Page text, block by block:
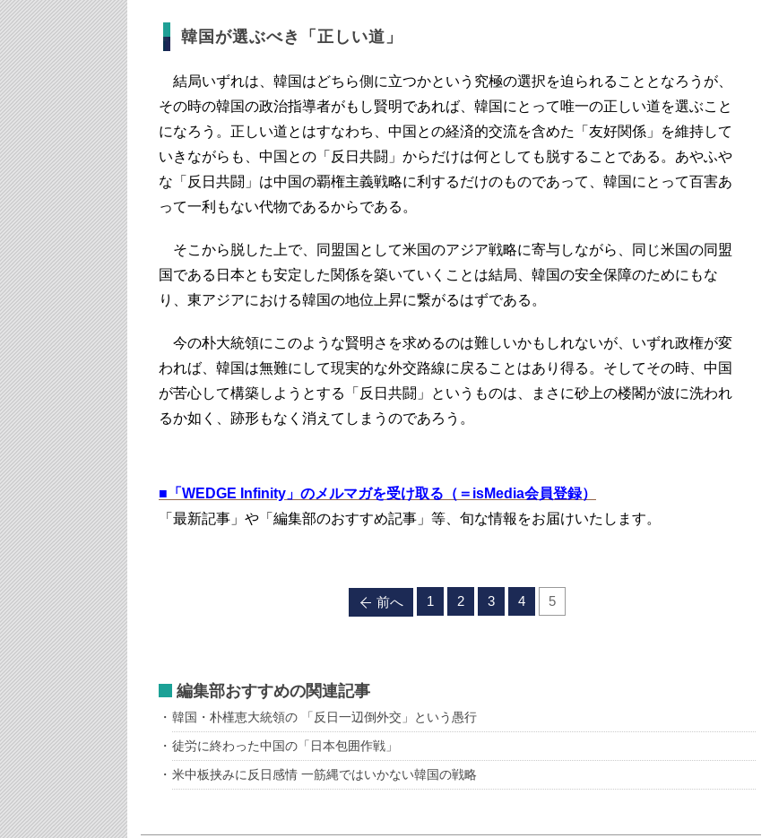
韓国が選ぶべき「正しい道」
結局いずれは、韓国はどちら側に立つかという究極の選択を迫られることとなろうが、
その時の韓国の政治指導者がもし賢明であれば、韓国にとって唯一の正しい道を選ぶこと
になろう。正しい道とはすなわち、中国との経済的交流を含めた「友好関係」を維持して
いきながらも、中国との「反日共闘」からだけは何としても脱することである。あやふや
な「反日共闘」は中国の覇権主義戦略に利するだけのものであって、韓国にとって百害あ
って一利もない代物であるからである。
そこから脱した上で、同盟国として米国のアジア戦略に寄与しながら、同じ米国の同盟
国である日本とも安定した関係を築いていくことは結局、韓国の安全保障のためにもな
り、東アジアにおける韓国の地位上昇に繋がるはずである。
今の朴大統領にこのような賢明さを求めるのは難しいかもしれないが、いずれ政権が変
われば、韓国は無難にして現実的な外交路線に戻ることはあり得る。そしてその時、中国
が苦心して構築しようとする「反日共闘」というものは、まさに砂上の楼閣が波に洗われ
るか如く、跡形もなく消えてしまうのであろう。
■ 「WEDGE Infinity」のメルマガを受け取る（＝isMedia会員登録）
「最新記事」や「編集部のおすすめ記事」等、旬な情報をお届けいたします。
前へ 1 2 3 4 5
編集部おすすめの関連記事
韓国・朴槿恵大統領の 「反日一辺倒外交」という愚行
徒労に終わった中国の「日本包囲作戦」
米中板挟みに反日感情 一筋縄ではいかない韓国の戦略